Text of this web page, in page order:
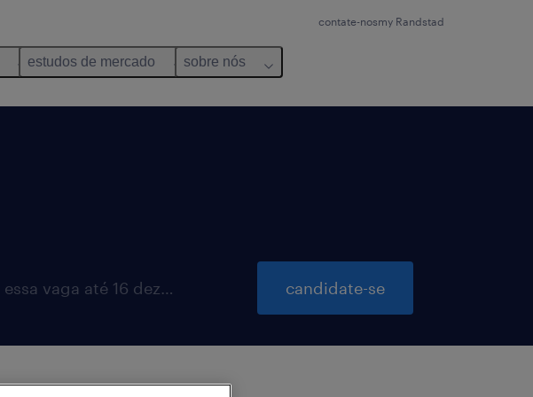
contate-nosmy Randstad
estudos de mercado sobre nós
inscrições para essa vaga até 16 dezembro 2026 candidate-se